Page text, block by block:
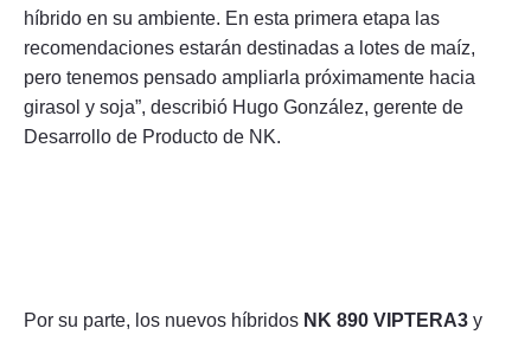
híbrido en su ambiente. En esta primera etapa las
recomendaciones estarán destinadas a lotes de maíz,
pero tenemos pensado ampliarla próximamente hacia
girasol y soja”, describió Hugo González, gerente de
Desarrollo de Producto de NK.
Por su parte, los nuevos híbridos NK 890 VIPTERA3 y